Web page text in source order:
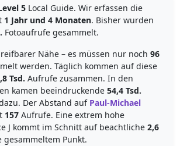
5 Local Guide. Wir erfassen die
1 Jahr und 4 Monaten. Bisher wurden
Fotoaufrufe gesammelt.
Nähe – es müssen nur noch 96
werden. Täglich kommen auf diese
Tsd. Aufrufe zusammen. In den
kamen beeindruckende 54,4 Tsd.
Der Abstand auf Paul-Michael
157 Aufrufe. Eine extrem hohe
J kommt im Schnitt auf beachtliche 2,6
gesammeltem Punkt.